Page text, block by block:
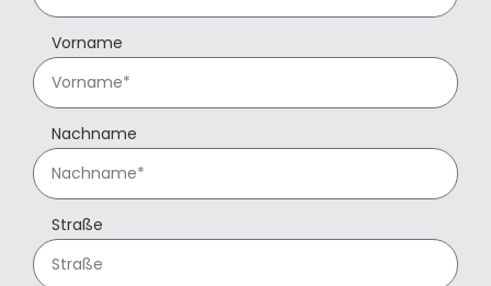
Vorname
Nachname
Straße